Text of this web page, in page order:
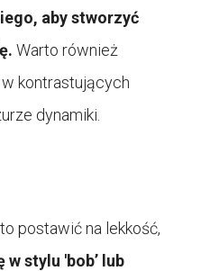
aby stworzyć
Warto również
kontrastujących
dynamiki.
postawić na lekkość,
stylu 'bob’ lub